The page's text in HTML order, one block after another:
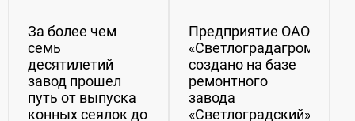
За более чем
семь
десятилетий
завод прошел
путь от выпуска
конных сеялок до
Предприятие ОАО
«Светлоградагромаш»
создано на базе
ремонтного
завода
«Светлоградский»